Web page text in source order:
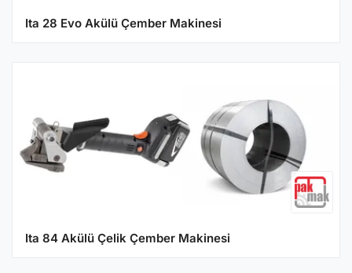
Ita 28 Evo Akülü Çember Makinesi
Ita 84 Akülü Çelik Çember Makinesi